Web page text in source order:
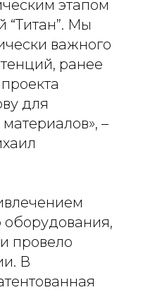
этапом
“Титан”. Мы
важного
ранее
для
–
провело
В